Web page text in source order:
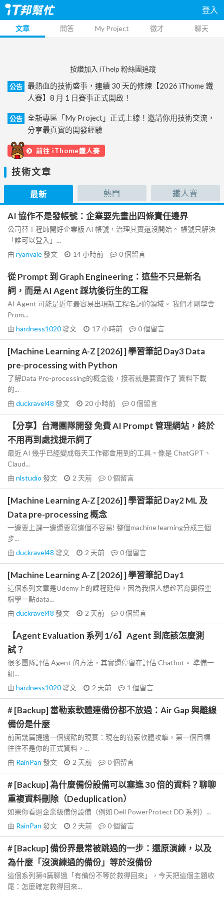
登入
文章 問答 My Project 徵才 聊天
按讚加入 iThelp 粉絲團追蹤
公告
最熱血的技術盛事，連續 30 天的修煉【2026 iThome 鐵
人賽】8 月 1 日賽事正式開啟！
公告
全新專區「My Project」正式上線！邀請你用技術交流，
分享最真實的開發經驗
前往 iThome鐵人賽
技術文章
最新 熱門 鐵人賽
AI 協作不是發帳號：企業要先畫出四條責任邊界
公司替工程師開好企業版 AI 帳號，治理其實還沒開始。 帳號只解決
「誰可以登入」...
由 ryanvale發文 14 小時前 0個留言
從 Prompt 到 Graph Engineering：這些不只是新名
詞，而是 AI Agent 踩坑後衍生的工程
AI Agent 可能是近年最容易出現新工程名詞的領域。 我們才剛學會
Prom...
由 hardness1020發文 17 小時前 0個留言
[Machine Learning A-Z [2026] ] 學習筆記 Day3 Data
pre-processing with Python
了解Data Pre-processing的概念後，接著就是要實作了 資料下載
的...
由 duckravel48 發文 20 小時前 0個留言
【分享】台灣團隊開發 免費 AI Prompt 管理網站，終於
不用再到處找提示詞了
最近 AI 幾乎已經變成每天工作都會用到的工具。像是 ChatGPT、
Claud...
由 nlstudio 發文 2 天前 0個留言
[Machine Learning A-Z [2026] ] 學習筆記 Day2 ML 及
Data pre-processing 概念
一邊要上課一邊還要寫這個不容易! 整個machine learning分成三個
步...
由 duckravel48 發文 2 天前 0個留言
[Machine Learning A-Z [2026] ] 學習筆記 Day1
這個系列文章是Udemy上的課程延伸，因為我個人想趁著育嬰假空
檔學一點data...
由 duckravel48 發文 2 天前 0個留言
【Agent Evaluation 系列 1/6】Agent 到底該怎麼測
試？
很多團隊評估 Agent 的方法，其實還停留在評估 Chatbot。 準備一
組...
由 hardness1020發文 2 天前 1 個留言
# [Backup] 當勒索軟體連備份都不放過：Air Gap 與離線
備份是什麼
前面幾篇提過一個殘酷的現實：現在的勒索軟體攻擊，第一個目標
往往不是你的正式資料，...
由 RainPan 發文 2 天前 0個留言
# [Backup] 為什麼備份設備可以塞進 30 倍的資料？聊聊
重複資料刪除（Deduplication）
如果你看過企業級備份設備（例如 Dell PowerProtect DD 系列）...
由 RainPan 發文 2 天前 0個留言
# [Backup] 備份界最常被跳過的一步：還原演練，以及
為什麼「沒演練過的備份」等於沒備份
這個系列第4篇聊過「有備份不等於救得回來」，今天把這個主題收
尾：怎麼確定救得回來...